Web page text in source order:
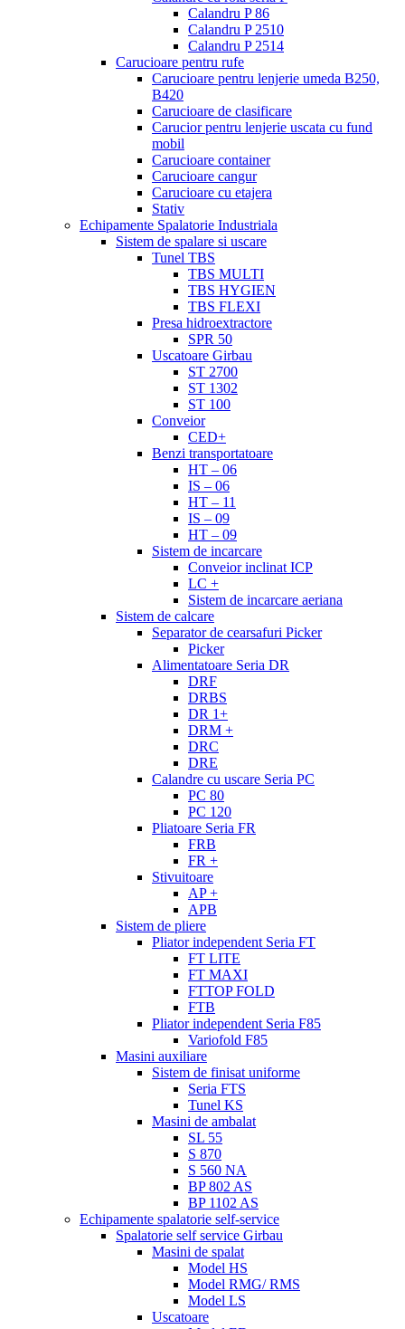
Calandru P 86
Calandru P 2510
Calandru P 2514
Carucioare pentru rufe
Carucioare pentru lenjerie umeda B250,
B420
Carucioare de clasificare
Carucior pentru lenjerie uscata cu fund
mobil
Carucioare container
Carucioare cangur
Carucioare cu etajera
Stativ
Echipamente Spalatorie Industriala
Sistem de spalare si uscare
Tunel TBS
TBS MULTI
TBS HYGIEN
TBS FLEXI
Presa hidroextractore
SPR 50
Uscatoare Girbau
ST 2700
ST 1302
ST 100
Conveior
CED+
Benzi transportatoare
HT – 06
IS – 06
HT – 11
IS – 09
HT – 09
Sistem de incarcare
Conveior inclinat ICP
LC +
Sistem de incarcare aeriana
Sistem de calcare
Separator de cearsafuri Picker
Picker
Alimentatoare Seria DR
DRF
DRBS
DR 1+
DRM +
DRC
DRE
Calandre cu uscare Seria PC
PC 80
PC 120
Pliatoare Seria FR
FRB
FR +
Stivuitoare
AP +
APB
Sistem de pliere
Pliator independent Seria FT
FT LITE
FT MAXI
FTTOP FOLD
FTB
Pliator independent Seria F85
Variofold F85
Masini auxiliare
Sistem de finisat uniforme
Seria FTS
Tunel KS
Masini de ambalat
SL 55
S 870
S 560 NA
BP 802 AS
BP 1102 AS
Echipamente spalatorie self-service
Spalatorie self service Girbau
Masini de spalat
Model HS
Model RMG/ RMS
Model LS
Uscatoare